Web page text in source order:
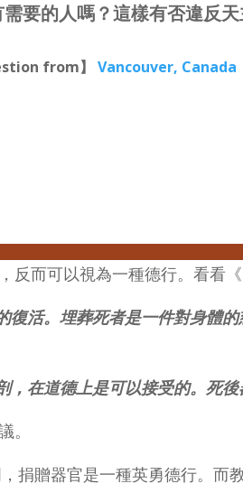
要的人嗎？這樣有否違反天
from】Vancouver, Canada
而可以視為一種德行。看看
活。埋葬死者是一件對身體
在道德上是可以接受的。死
。
捐贈器官是一種英勇德行。而